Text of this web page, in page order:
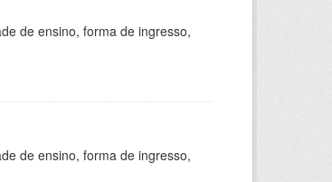
de ensino, forma de ingresso,
de ensino, forma de ingresso,